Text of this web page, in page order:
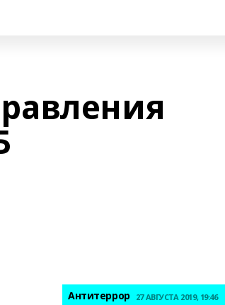
Антитеррор 27 АВГУСТА 2019, 19:46